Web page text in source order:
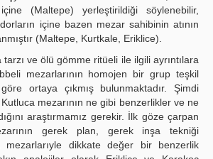
(Maltepe) yerleştirildiği söylenebilir,
içine bazen mezar sahibinin atının
(Maltepe, Kurtkale, Eriklice).
ve ölü gömme ritüeli ile ilgili ayrıntılara
mezarlarının homojen bir grup teşkil
ortaya çıkmış bulunmaktadır. Şimdi
mezarının ne gibi benzerlikler ve ne
araştırmamız gerekir. İlk göze çarpan
gerek plan, gerek inşa tekniği
mezarlarıyle dikkate değer bir benzerlik